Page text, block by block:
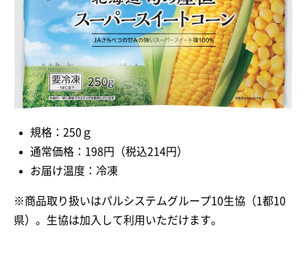
規格：250ｇ
通常価格：198円（税込214円）
お届け温度：冷凍
※商品取り扱いはパルシステムグループ10生協（1都10
県）。生協は加入して利用いただけます。